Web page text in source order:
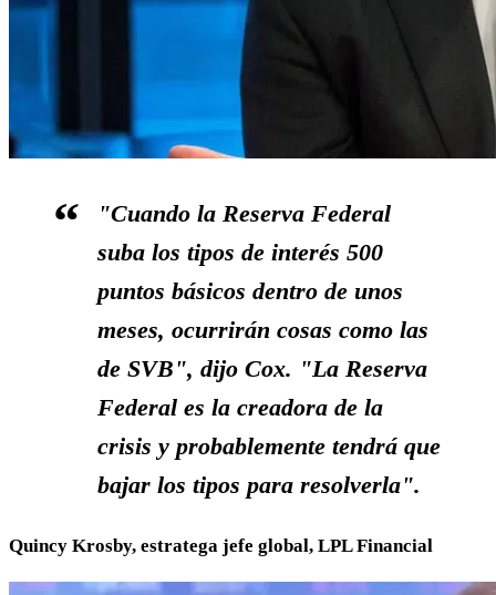
"Cuando la Reserva Federal
suba los tipos de interés 500
puntos básicos dentro de unos
meses, ocurrirán cosas como las
de SVB", dijo Cox. "La Reserva
Federal es la creadora de la
crisis y probablemente tendrá que
bajar los tipos para resolverla".
Quincy Krosby, estratega jefe global, LPL Financial